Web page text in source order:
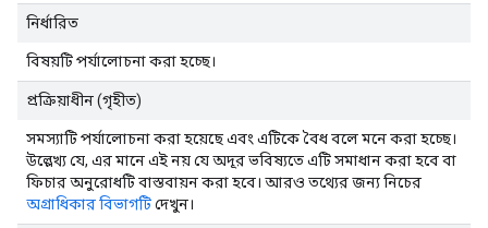
নির্ধারিত
বিষয়টি পর্যালোচনা করা হচ্ছে।
প্রক্রিয়াধীন (গৃহীত)
সমস্যাটি পর্যালোচনা করা হয়েছে এবং এটিকে বৈধ বলে মনে করা হচ্ছে।
উল্লেখ্য যে, এর মানে এই নয় যে অদূর ভবিষ্যতে এটি সমাধান করা হবে বা
ফিচার অনুরোধটি বাস্তবায়ন করা হবে। আরও তথ্যের জন্য নিচের
অগ্রাধিকার বিভাগটিদেখুন।